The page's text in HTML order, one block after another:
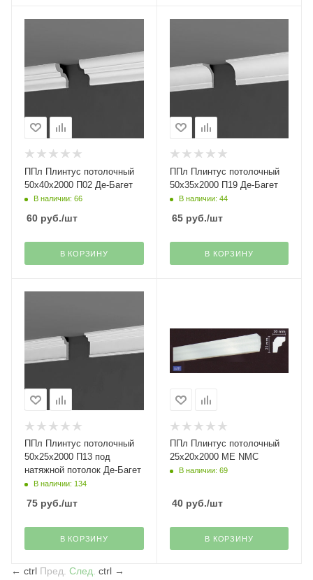
ППл Плинтус потолочный
50х40х2000 П02 Де-Багет
В наличии: 66
60 руб./шт
В КОРЗИНУ
ППл Плинтус потолочный
50х35х2000 П19 Де-Багет
В наличии: 44
65руб./шт
В КОРЗИНУ
ППл Плинтус потолочный
50х25х2000 П13 под
натяжной потолок Де-Багет
В наличии: 134
75 руб./шт
В КОРЗИНУ
ППл Плинтус потолочный
25х20х2000 ME NMC
В наличии: 69
40руб./шт
В КОРЗИНУ
← ctrl Пред. След. ctrl →